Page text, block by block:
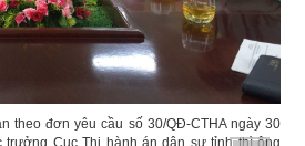
theo đơn yêu cầu số 30/QĐ-CTHA ngày 30
trưởng Cục Thi hành án dân sự tỉnh thì ông